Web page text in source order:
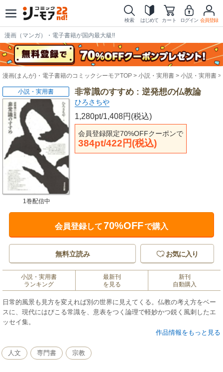
検索 はじめて カート ログイン 会員登録
漫画（マンガ）・電子書籍が国内最大級!!
漫画(まんが)・電子書籍のコミックシーモアTOP 小説・実用書 小説・実用書
非常識のすすめ : 逆発想の仏教論
ひろさちや
1,280pt/1,408円(税込)
会員登録限定70%OFFクーポンで
384pt/422円(税込)
小説・実用書
1巻配信中
会員登録して70%OFFで購入
無料立読み お気に入り
小説・実用書
ランキング
最新刊
を見る
新刊
自動購入
日常的風景も見方を変えれば別の世界に見えてくる。仏教の考え方をベー
スに、現代にはびこる常識を、意表をつく論理で軽妙かつ鋭く風刺したエ
ッセイ集。
作品情報をもっと見る
人文 専門書 宗教